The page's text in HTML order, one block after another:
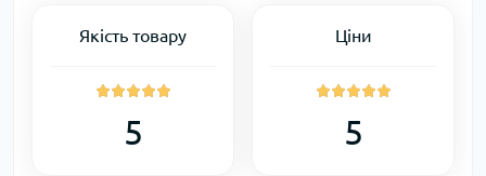
Якість товару
5
Ціни
5